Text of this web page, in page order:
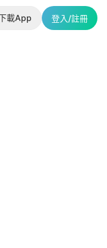
載App 登入/註冊